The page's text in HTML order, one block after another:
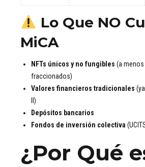
Lo Que NO
MiCA
NFTs únicos y no fungibles (a
fraccionados)
Valores financieros tradicionales
II)
Depósitos bancarios
Fondos de inversión colectiva
¿Por Qué